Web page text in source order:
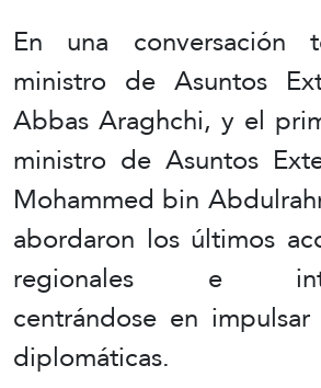
En una conversación
ministro de Asuntos
Abbas Araghchi, y el
ministro de Asuntos
Mohammed bin
abordaron los últimos
regionales e
centrándose en
diplomáticas.